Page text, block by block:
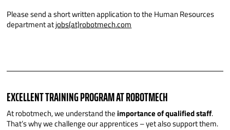
Please send a short written application to the Human Resources
department atjobs(at)robotmech.com
EXCELLENT TRAINING PROGRAM AT ROBOTMECH
At robotmech, we understand the importance of qualified staff.
That’s why we challenge our apprentices – yet also support them.